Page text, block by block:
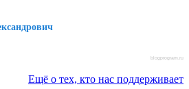
blogprogram.ru
Ещё о тех, кто нас поддерживает